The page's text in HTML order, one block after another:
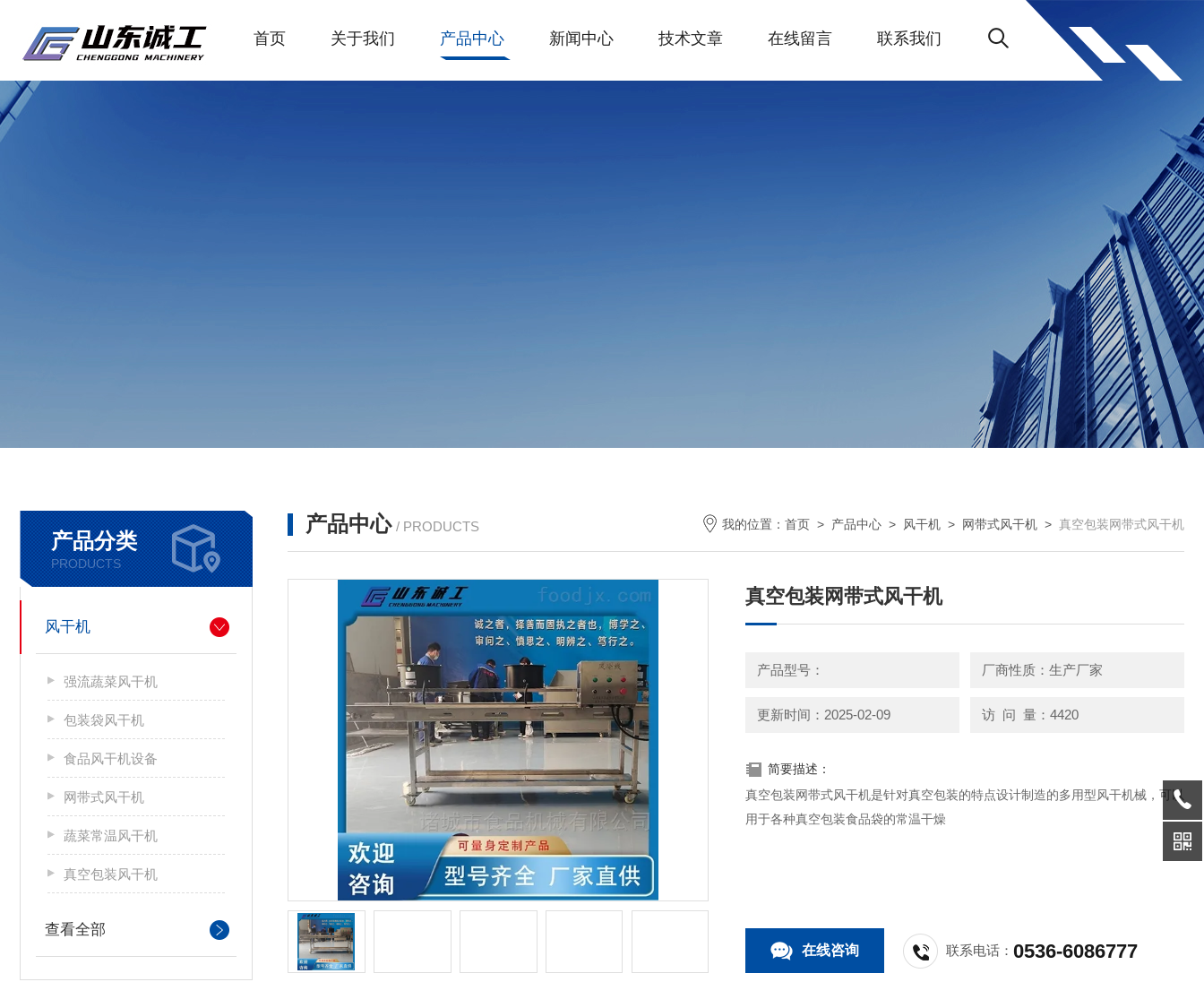
首页 关于我们 产品中心 新闻中心 技术文章 在线留言 联系我们
产品分类
PRODUCTS
风干机
强流蔬菜风干机
包装袋风干机
食品风干机设备
网带式风干机
蔬菜常温风干机
真空包装风干机
查看全部
产品中心 / PRODUCTS 我的位置： 首页 > 产品中心 > 风干机 > 网带式风干机 > 真空包装网带式风干机
真空包装网带式风干机
产品型号： 厂商性质：生产厂家
更新时间：2025-02-09 访 问 量：4420
简要描述：
真空包装网带式风干机是针对真空包装的特点设计制造的多用型风干机械，可以
用于各种真空包装食品袋的常温干燥
在线咨询 联系电话：0536-6086777